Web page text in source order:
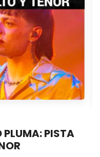
PLUMA: PISTA